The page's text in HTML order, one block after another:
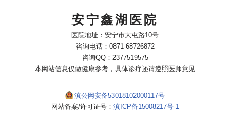
安宁鑫湖医院
医院地址：安宁市大屯路10号
咨询电话：0871-68726872
咨询QQ：2377519575
本网站信息仅做健康参考，具体诊疗还请遵照医师意见
滇公网安备53018102000117号
网站备案/许可证号： 滇ICP备15008217号-1